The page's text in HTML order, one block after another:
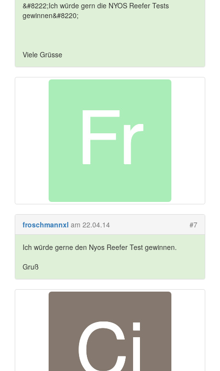
&#8222;Ich würde gern die NYOS Reefer Tests
gewinnen&#8220;
Viele Grüsse
froschmannxl am 22.04.14 #7
Ich würde gerne den Nyos Reefer Test gewinnen.
Gruß